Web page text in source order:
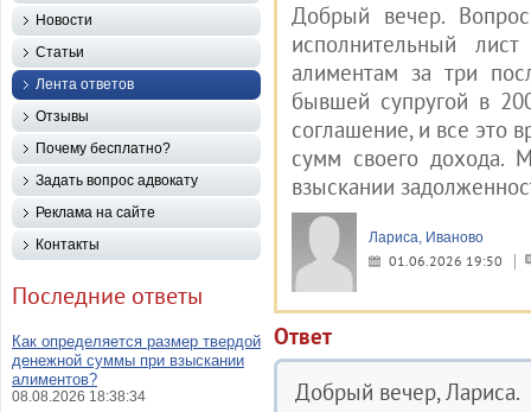
Добрый вечер.
исполнительный
алиментам за три
бывшей супругой в
соглашение, и все это
сумм своего дохода.
взыскании
Лариса, Иваново
01.06.2026 19:50
Ответ
Добрый вечер, Лариса.
Новости
Статьи
Лента ответов
Отзывы
Почему бесплатно?
Задать вопрос адвокату
Реклама на сайте
Контакты
Последние ответы
Как определяется размер твердой
денежной суммы при взыскании
алиментов?
08.08.2026 18:38:34